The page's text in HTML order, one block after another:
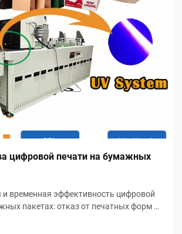
цифровой печати на бумажных
и временная эффективность цифровой
пакетах: отказ от печатных форм и